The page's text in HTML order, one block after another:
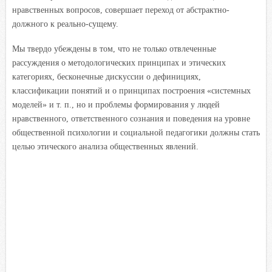
нравственных вопросов, совершает переход от абстрактно-
должного к реально-сущему.
Мы твердо убеждены в том, что не только отвлеченные
рассуждения о методологических принципах и этических
категориях, бесконечные дискуссии о дефинициях,
классификации понятий и о принципах построения «системных
моделей» и т. п., но и проблемы формирования у людей
нравственного, ответственного сознания и поведения на уровне
общественной психологии и социальной педагогики должны стать
целью этического анализа общественных явлений.